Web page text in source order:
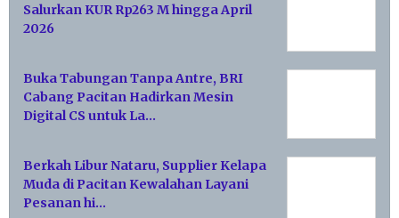
Salurkan KUR Rp263 M hingga April
2026
Buka Tabungan Tanpa Antre, BRI
Cabang Pacitan Hadirkan Mesin
Digital CS untuk La…
Berkah Libur Nataru, Supplier Kelapa
Muda di Pacitan Kewalahan Layani
Pesanan hi…